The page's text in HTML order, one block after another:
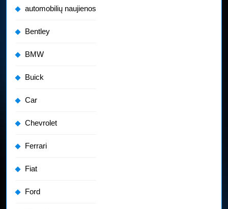
automobilių naujienos
Bentley
BMW
Buick
Car
Chevrolet
Ferrari
Fiat
Ford